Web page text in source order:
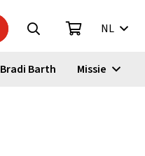
NL
Bradi Barth Missie